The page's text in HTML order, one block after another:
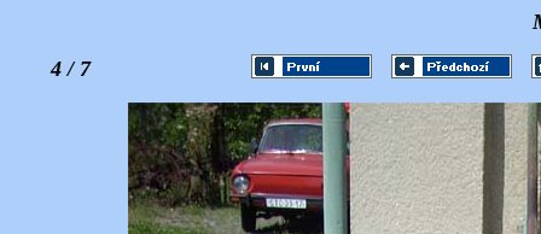
4 / 7